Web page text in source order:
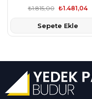
₺1.481,04
₺1.815,00
Sepete Ekle